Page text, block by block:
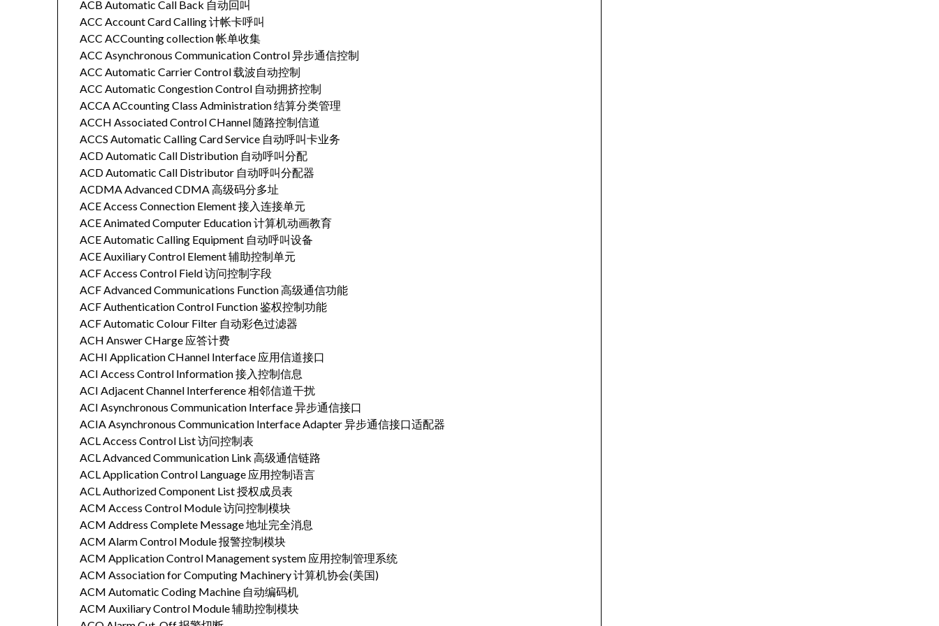
ACB Automatic Call Back 自动回叫
ACC Account Card Calling 计帐卡呼叫
ACC ACCounting collection 帐单收集
ACC Asynchronous Communication Control 异步通信控制
ACC Automatic Carrier Control 载波自动控制
ACC Automatic Congestion Control 自动拥挤控制
ACCA ACcounting Class Administration 结算分类管理
ACCH Associated Control CHannel 随路控制信道
ACCS Automatic Calling Card Service 自动呼叫卡业务
ACD Automatic Call Distribution 自动呼叫分配
ACD Automatic Call Distributor 自动呼叫分配器
ACDMA Advanced CDMA 高级码分多址
ACE Access Connection Element 接入连接单元
ACE Animated Computer Education 计算机动画教育
ACE Automatic Calling Equipment 自动呼叫设备
ACE Auxiliary Control Element 辅助控制单元
ACF Access Control Field 访问控制字段
ACF Advanced Communications Function 高级通信功能
ACF Authentication Control Function 鉴权控制功能
ACF Automatic Colour Filter 自动彩色过滤器
ACH Answer CHarge 应答计费
ACHI Application CHannel Interface 应用信道接口
ACI Access Control Information 接入控制信息
ACI Adjacent Channel Interference 相邻信道干扰
ACI Asynchronous Communication Interface 异步通信接口
ACIA Asynchronous Communication Interface Adapter 异步通信接口适配器
ACL Access Control List 访问控制表
ACL Advanced Communication Link 高级通信链路
ACL Application Control Language 应用控制语言
ACL Authorized Component List 授权成员表
ACM Access Control Module 访问控制模块
ACM Address Complete Message 地址完全消息
ACM Alarm Control Module 报警控制模块
ACM Application Control Management system 应用控制管理系统
ACM Association for Computing Machinery 计算机协会(美国)
ACM Automatic Coding Machine 自动编码机
ACM Auxiliary Control Module 辅助控制模块